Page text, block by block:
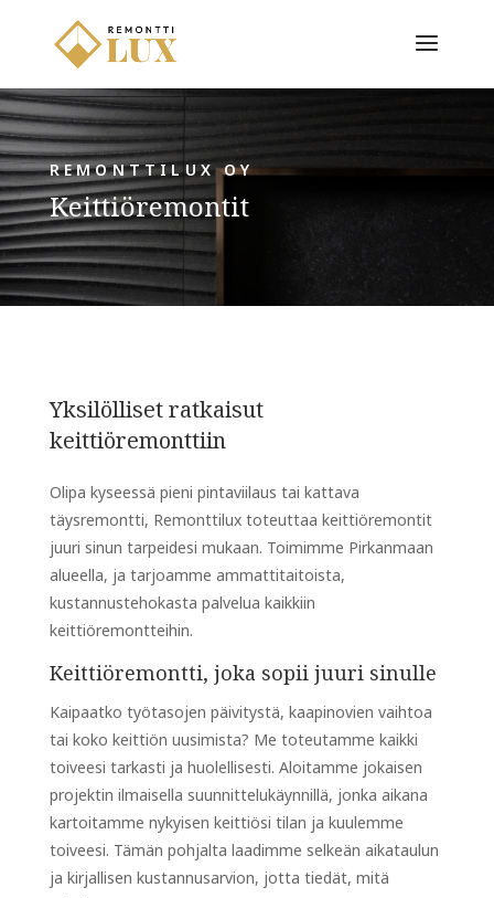
REMONTTILUX OY
Keittiöremontit
Yksilölliset ratkaisut
keittiöremonttiin
Olipa kyseessä pieni pintaviilaus tai kattava
täysremontti, Remonttilux toteuttaa keittiöremontit
juuri sinun tarpeidesi mukaan. Toimimme Pirkanmaan
alueella, ja tarjoamme ammattitaitoista,
kustannustehokasta palvelua kaikkiin
keittiöremontteihin.
Keittiöremontti, joka sopii juuri sinulle
Kaipaatko työtasojen päivitystä, kaapinovien vaihtoa
tai koko keittiön uusimista? Me toteutamme kaikki
toiveesi tarkasti ja huolellisesti. Aloitamme jokaisen
projektin ilmaisella suunnittelukäynnillä, jonka aikana
kartoitamme nykyisen keittiösi tilan ja kuulemme
toiveesi. Tämän pohjalta laadimme selkeän aikataulun
ja kirjallisen kustannusarvion, jotta tiedät, mitä